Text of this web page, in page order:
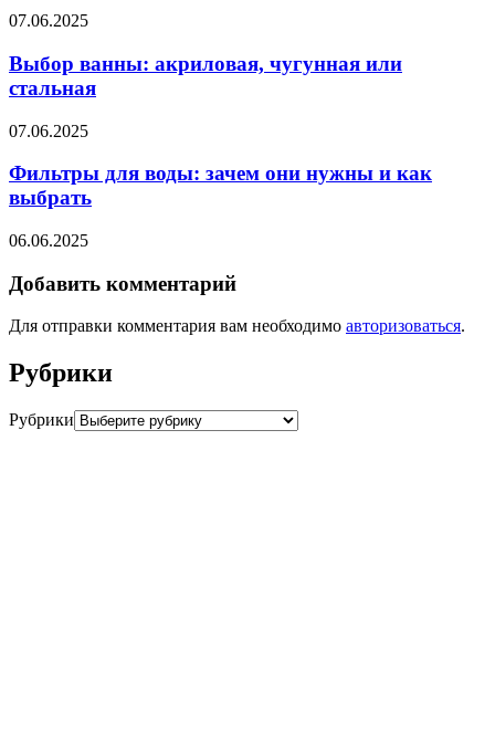
07.06.2025
Выбор ванны: акриловая, чугунная или
стальная
07.06.2025
Фильтры для воды: зачем они нужны и как
выбрать
06.06.2025
Добавить комментарий
Для отправки комментария вам необходимо авторизоваться.
Рубрики
Рубрики